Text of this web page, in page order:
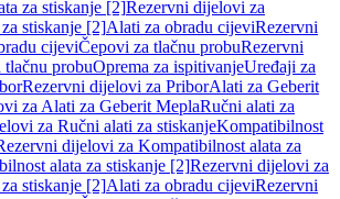
za stiskanje [2]Rezervni dijelovi za
stiskanje [2]Alati za obradu cijeviRezervni
cijeviČepovi za tlačnu probuRezervni
probuOprema za ispitivanjeUređaji za
Rezervni dijelovi za PriborAlati za Geberit
za Alati za Geberit MeplaRučni alati za
za Ručni alati za stiskanjeKompatibilnost
dijelovi za Kompatibilnost alata za
alata za stiskanje [2]Rezervni dijelovi za
stiskanje [2]Alati za obradu cijeviRezervni